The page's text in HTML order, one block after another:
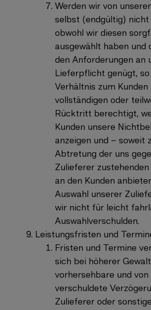
Werden wir von
selbst (endgültig)
obwohl wir diesen
ausgewählt haben und
den Anforderungen an
Lieferpflicht genügt,
Verhältnis zum Kunden
vollständigen oder
Rücktritt berechtigt,
Kunden unsere
anzeigen und – soweit
Abtretung der uns
Zulieferer
an den Kunden
Auswahl unserer
wir nicht für leicht
Auswahlverschulden.
Leistungsfristen und
Fristen und Termine
sich bei höherer
vorhersehbare und von
verschuldete
Zulieferer oder